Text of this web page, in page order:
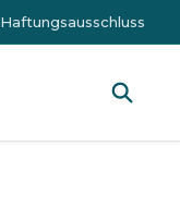
Haftungsausschluss